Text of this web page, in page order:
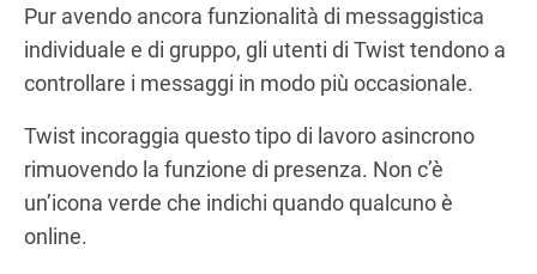
Pur avendo ancora funzionalità di messaggistica
individuale e di gruppo, gli utenti di Twist tendono a
controllare i messaggi in modo più occasionale.
Twist incoraggia questo tipo di lavoro asincrono
rimuovendo la funzione di presenza. Non c’è
un’icona verde che indichi quando qualcuno è
online.